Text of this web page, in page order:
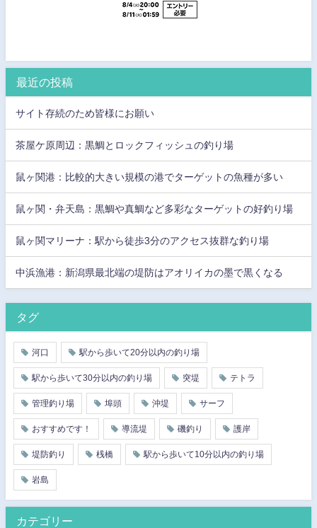
最近の投稿
サイト存続のため皆様にお願い
茶屋ケ原周辺：黒鯛とロックフィッシュの釣り場
鼠ヶ関港：比較的大きい規模の港でターゲットの魚種が多い
鼠ヶ関・弁天島：黒鯛や真鯛など多彩なターゲットの好釣り場
鼠ヶ関マリーナ：駅から徒歩3分のアクセス抜群な釣り場
中浜漁港：新潟県最北端の堤防はアオリイカの墨で黒くなる
タグ
河口 駅から歩いて20分以内の釣り場
駅から歩いて30分以内の釣り場 突堤 テトラ
管理釣り場 埠頭 沖堤 サーフ
おすすめです！ 導流堤 磯釣り 護岸
堤防釣り 桟橋 駅から歩いて10分以内の釣り場
岩島
カテゴリー